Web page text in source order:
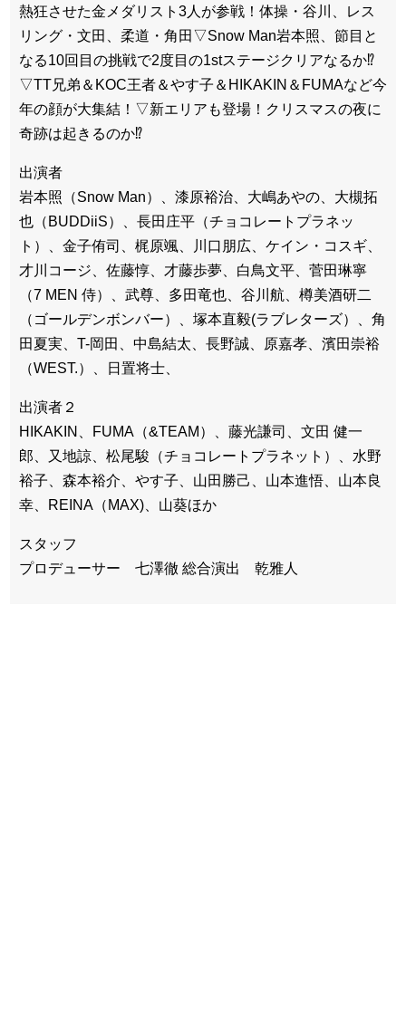
熱狂させた金メダリスト3人が参戦！体操・谷川、レス
リング・文田、柔道・角田▽Snow Man岩本照、節目と
なる10回目の挑戦で2度目の1stステージクリアなるか⁉
▽TT兄弟＆KOC王者＆やす子＆HIKAKIN＆FUMAなど今
年の顔が大集結！▽新エリアも登場！クリスマスの夜に
奇跡は起きるのか⁉
出演者
岩本照（Snow Man）、漆原裕治、大嶋あやの、大槻拓
也（BUDDiiS）、長田庄平（チョコレートプラネッ
ト）、金子侑司、梶原颯、川口朋広、ケイン・コスギ、
才川コージ、佐藤惇、才藤歩夢、白鳥文平、菅田琳寧
（7 MEN 侍）、武尊、多田竜也、谷川航、樽美酒研二
（ゴールデンボンバー）、塚本直毅(ラブレターズ）、角
田夏実、T-岡田、中島結太、長野誠、原嘉孝、濱田崇裕
（WEST.）、日置将士、
出演者２
HIKAKIN、FUMA（&TEAM）、藤光謙司、文田 健一
郎、又地諒、松尾駿（チョコレートプラネット）、水野
裕子、森本裕介、やす子、山田勝己、山本進悟、山本良
幸、REINA（MAX)、山葵ほか
スタッフ
プロデューサー 七澤徹 総合演出 乾雅人